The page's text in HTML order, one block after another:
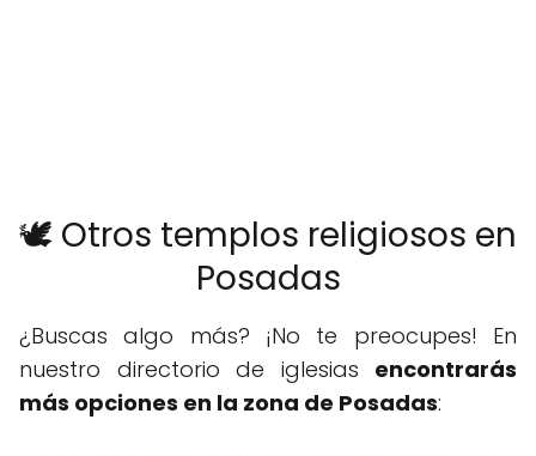
🕊️ Otros templos religiosos en
Posadas
¿Buscas algo más? ¡No te preocupes! En
nuestro directorio de iglesias encontrarás
más opciones en la zona de Posadas: